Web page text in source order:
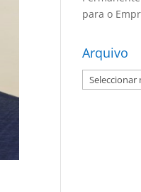
para o
Arquivo
Arquivo